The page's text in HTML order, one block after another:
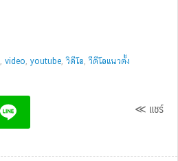
, video, youtube,วิดีโอ,วีดีโอแนวตั้ง
≪ แชร์